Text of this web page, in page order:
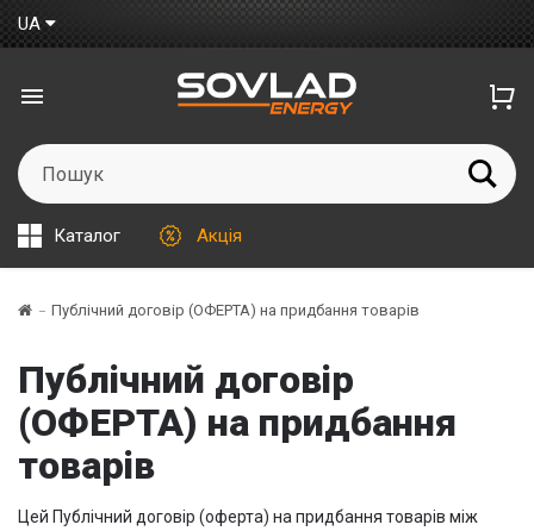
UA
Каталог Акція
Публічний договір (ОФЕРТА) на придбання товарів
Публічний договір
(ОФЕРТА) на придбання
товарів
Цей Публічний договір (оферта) на придбання товарів між